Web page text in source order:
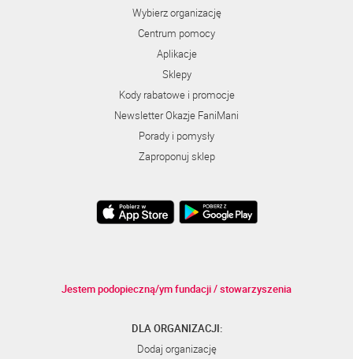
Wybierz organizację
Centrum pomocy
Aplikacje
Sklepy
Kody rabatowe i promocje
Newsletter Okazje FaniMani
Porady i pomysły
Zaproponuj sklep
Jestem podopieczną/ym fundacji / stowarzyszenia
DLA ORGANIZACJI:
Dodaj organizację